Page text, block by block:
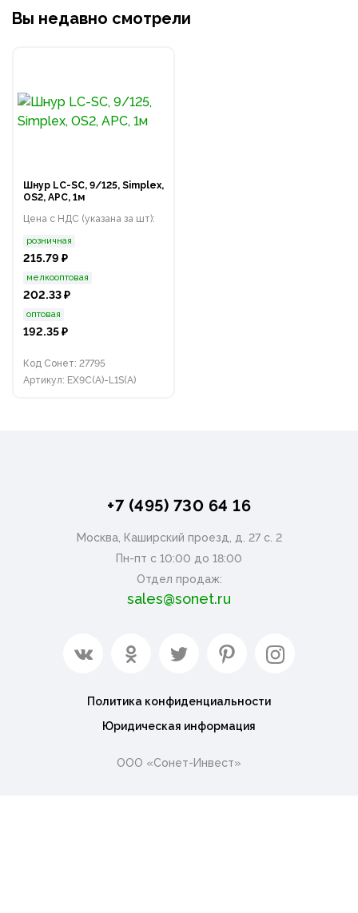
Вы недавно смотрели
Шнур LC-SC, 9/125, Simplex,
OS2, APC, 1м
Цена с НДС (указана за шт):
розничная
215.79 ₽
мелкооптовая
202.33 ₽
оптовая
192.35 ₽
Код Сонет: 27795
Артикул: EX9C(A)-L1S(A)
+7 (495) 730 64 16
Москва, Каширский проезд, д. 27 с. 2
Пн-пт с 10:00 до 18:00
Отдел продаж:
sales@sonet.ru
Политика конфиденциальности
Юридическая информация
ООО «Сонет-Инвест»